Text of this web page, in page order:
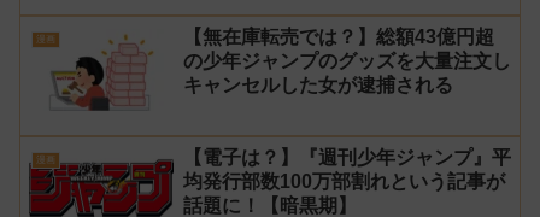
ブロックされてしまう
漫画
【無在庫転売では？】総額43億円超
の少年ジャンプのグッズを大量注文し
キャンセルした女が逮捕される
漫画
【電子は？】『週刊少年ジャンプ』平
均発行部数100万部割れという記事が
話題に！【暗黒期】